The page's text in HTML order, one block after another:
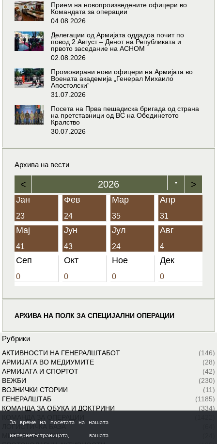
Прием на новопроизведените офицери во
Командата за операции
04.08.2026
Делегации од Армијата оддадоа почит по
повод 2 Август – Денот на Републиката и
првото заседание на АСНОМ
02.08.2026
Промовирани нови офицери на Армијата во
Воената академија „Генерал Михаило
Апостолски“
31.07.2026
Посета на Прва пешадиска бригада од страна
на претставници од ВС на Обединетото
Кралство
30.07.2026
Архива на вести
< 2026 ▼ >
Јан
23
Фев
24
Мар
35
Апр
31
Мај
41
Јун
43
Јул
24
Авг
4
Сеп
0
Окт
0
Ное
0
Дек
0
АРХИВА НА ПОЛК ЗА СПЕЦИЈАЛНИ ОПЕРАЦИИ
Рубрики
АКТИВНОСТИ НА ГЕНЕРАЛШТАБОТ
(146)
АРМИЈАТА ВО МЕДИУМИТЕ
(28)
АРМИЈАТА И СПОРТОТ
(42)
ВЕЖБИ
(230)
ВОЈНИЧКИ СТОРИИ
(11)
ГЕНЕРАЛШТАБ
(1185)
КОМАНДА ЗА ОБУКА И ДОКТРИНИ
(334)
ЛОГИСТИЧКА БАЗА
МИРОВНИ МИСИИ
За време на посетата на нашата
интернет-страницата, вашата